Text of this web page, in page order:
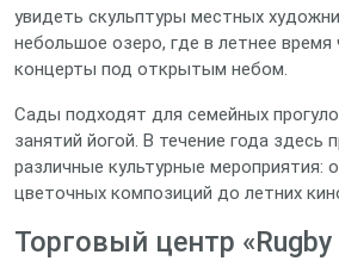
увидеть скульптуры местных
небольшое озеро, где в летнее
концерты под открытым небом.
Сады подходят для семейных
занятий йогой. В течение года здесь
различные культурные мероприятия:
цветочных композиций до летних
Торговый центр «Rugby